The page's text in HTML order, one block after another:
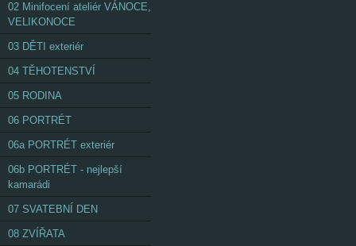
02 Minifocení ateliér VÁNOCE,
VELIKONOCE
03 DĚTI exteriér
04 TĚHOTENSTVÍ
05 RODINA
06 PORTRÉT
06a PORTRÉT exteriér
06b PORTRÉT - nejlepší
kamarádi
07 SVATEBNÍ DEN
08 ZVÍŘATA